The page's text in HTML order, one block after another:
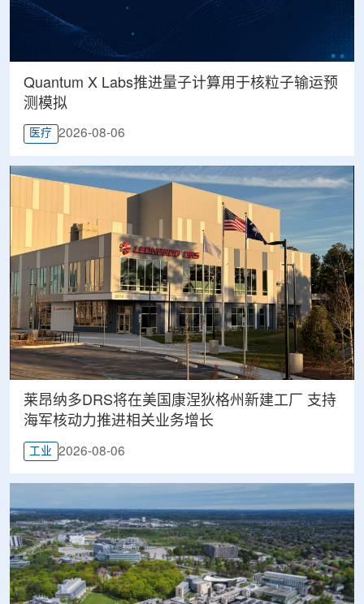
Quantum X Labs推进量子计算用于核粒子输运预
测模拟
医疗 2026-08-06
莱昂纳多DRS将在美国康涅狄格州新建工厂 支持
海军核动力推进相关业务增长
工业 2026-08-06